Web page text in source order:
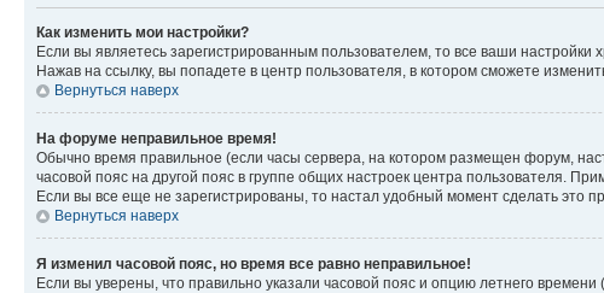
Как изменить мои настройки?
Если вы являетесь зарегистрированным пользователем, то все ваши
Нажав на ссылку, вы попадете в центр пользователя, в котором сможете
Вернуться наверх
На форуме неправильное время!
Обычно время правильное (если часы сервера, на котором размещен форум,
часовой пояс на другой пояс в группе общих настроек центра пользователя.
Если вы все еще не зарегистрированы, то настал удобный момент сделать это
Вернуться наверх
Я изменил часовой пояс, но время все равно неправильное!
Если вы уверены, что правильно указали часовой пояс и опцию летнего времени (